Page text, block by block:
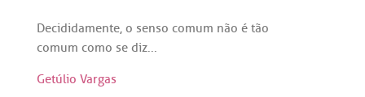
Decididamente, o senso comum não é tão
comum como se diz...
Getúlio Vargas